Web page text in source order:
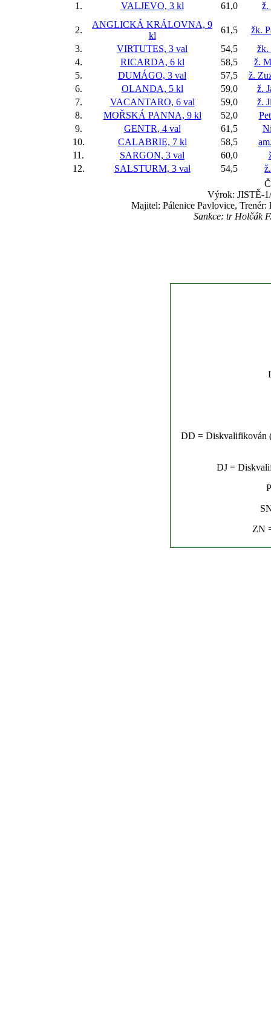
1.
VALJEVO, 3 kl 61,0 ž.
2.
ANGLICKÁ KRÁLOVNA, 9
kl
61,5
žk.
3.
VIRTUTES, 3 val 54,5
žk.
4.
RICARDA, 6 kl 58,5
ž.
5.
DUMÁGO, 3 val 57,5
ž.
6.
OLANDA, 5 kl 59,0
ž.
7.
VACANTARO, 6 val 59,0
ž.
8.
MOŘSKÁ PANNA, 9 kl 52,0
9.
GENTR, 4 val 61,5
10.
CALABRIE, 7 kl 58,5
11.
SARGON, 3 val 60,0
12.
SALSTURM, 3 val 54,5
Výrok: JISTĚ-
Majitel: Pálenice Pavlovice,
Sankce: tr Holčák
DD = Diskvalifikován
DJ =
ZN